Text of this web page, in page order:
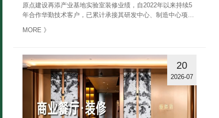
原点建设再添产业基地实验室装修业绩，自2022年以来持续5
年合作华勤技术客户，已累计承接其研发中心、制造中心项目
MORE 》
20
2026-07